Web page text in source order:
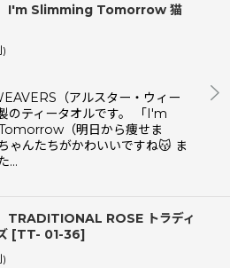
I'm Slimming Tomorrow 猫
)
（アルスター・ウィー
のティータオルです。 「I'm
（明日から痩せま
ゃんたちがかわいいですね😽 ま
…
TRADITIONAL ROSE トラディ
[TT- 01-36]
)